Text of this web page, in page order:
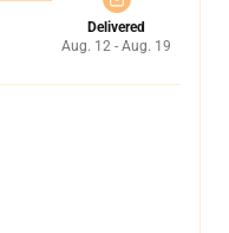
Delivered
Aug. 12 - Aug. 19